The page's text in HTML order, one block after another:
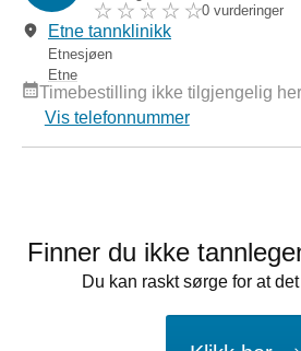
0 vurderinger
Etne tannklinikk
Etnesjøen
Etne
Timebestilling ikke tilgjengelig
Vis telefonnummer
Finner du ikke
Du kan raskt sørge for at